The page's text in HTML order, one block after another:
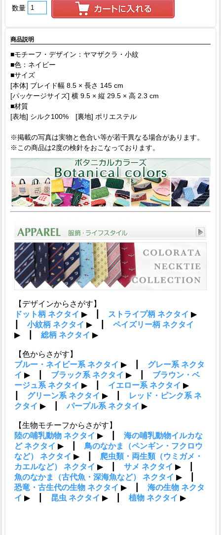
数量
商品説明
■モチーフ・デザイン：ヤマザクラ・小紋
■色：ネイビー
■サイズ
[本体] ブレイド幅 8.5 × 長さ 145 cm
[パッケージサイズ] 横 9.5 × 縦 29.5 × 高 2.3 cm
■材質
[表地] シルク100% [裏地] ポリエステル
※掲載の写真は実物と色合い等が若干異なる場合があります。
※この商品は2度の検針をおこなっております。